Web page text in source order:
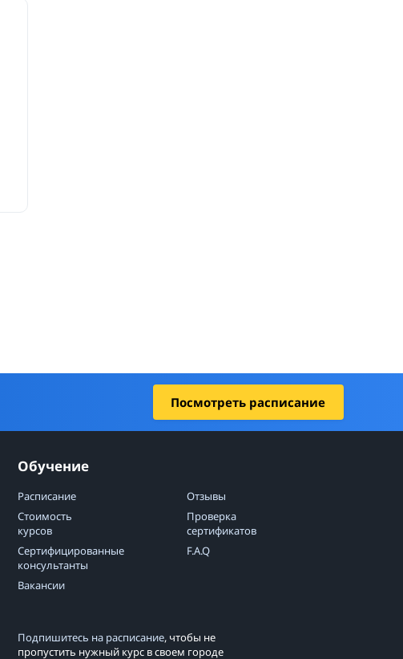
Посмотреть расписание
Обучение
Расписание
Отзывы
Стоимость
курсов
Проверка
сертификатов
Сертифицированные
консультанты
F.A.Q
Вакансии
Подпишитесь на расписание, чтобы не
пропустить нужный курс в своем городе